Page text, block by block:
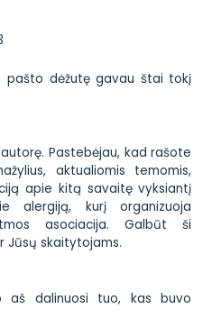
pašto dėžutę gavau štai tokį
Pastebėjau, kad rašote
aktualiomis temomis,
apie kitą savaitę vyksiantį
alergiją, kurį organizuoja
asociacija. Galbūt ši
Jūsų skaitytojams.
aš dalinuosi tuo, kas buvo